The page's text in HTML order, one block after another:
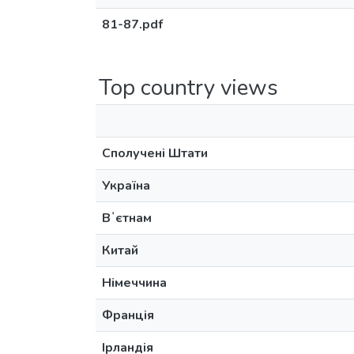
81-87.pdf
Top country views
Сполучені Штати
Україна
Вʼєтнам
Китай
Німеччина
Франція
Ірландія